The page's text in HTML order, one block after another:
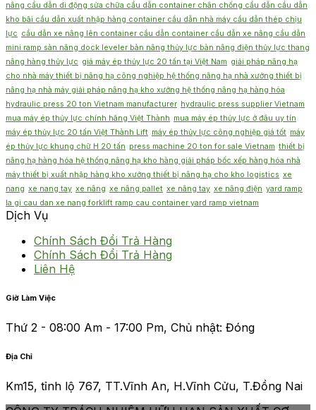
nâng cầu dẫn di động sửa chữa cầu dẫn container chân chống cầu dẫn cầu dẫn
kho bãi cầu dẫn xuất nhập hàng container cầu dẫn nhà máy cầu dẫn thép chịu
lực cầu dẫn xe nâng lên container cầu dẫn container cầu dẫn xe nâng cầu dẫn
mini ramp sàn nâng dock leveler bàn nâng thủy lực bàn nâng điện thủy lực thang
nâng hàng thủy lực giá máy ép thủy lực 20 tấn tại Việt Nam giải pháp nâng hạ
cho nhà máy thiết bị nâng hạ công nghiệp hệ thống nâng hạ nhà xưởng thiết bị
nâng hạ nhà máy giải pháp nâng hạ kho xưởng hệ thống nâng hạ hàng hóa
hydraulic press 20 ton Vietnam manufacturer hydraulic press supplier Vietnam
mua máy ép thủy lực chính hãng Việt Thành mua máy ép thủy lực ở đâu uy tín
máy ép thủy lực 20 tấn Việt Thành Lift máy ép thủy lực công nghiệp giá tốt máy
ép thủy lực khung chữ H 20 tấn press machine 20 ton for sale Vietnam thiết bị
nâng hạ hàng hóa hệ thống nâng hạ kho hàng giải pháp bốc xếp hàng hóa nhà
máy thiết bị xuất nhập hàng kho xưởng thiết bị nâng hạ cho kho logistics xe
nang xe nang tay xe nâng xe nâng pallet xe nâng tay xe nâng điện yard ramp
la gi cau dan xe nang forklift ramp cau container yard ramp vietnam
Dịch Vụ
Chính Sách Đổi Trả Hàng
Chính Sách Đổi Trả Hàng
Liên Hệ
Giờ Làm Việc
Thứ 2 - 08:00 Am - 17:00 Pm, Chủ nhật: Đóng
Địa Chỉ
Km15, tỉnh lộ 767, TT.Vĩnh An, H.Vĩnh Cửu, T.Đồng Nai